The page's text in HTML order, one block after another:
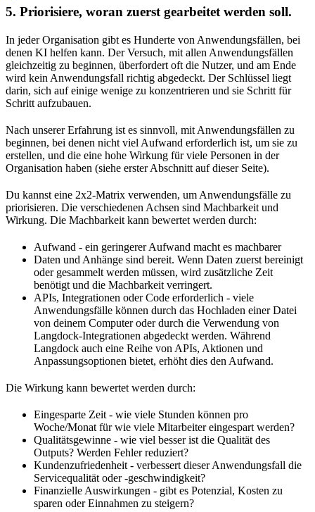
5. Priorisiere, woran zuerst gearbeitet werden soll.
In jeder Organisation gibt es Hunderte von Anwendungsfällen, bei
denen KI helfen kann. Der Versuch, mit allen Anwendungsfällen
gleichzeitig zu beginnen, überfordert oft die Nutzer, und am Ende
wird kein Anwendungsfall richtig abgedeckt. Der Schlüssel liegt
darin, sich auf einige wenige zu konzentrieren und sie Schritt für
Schritt aufzubauen.
Nach unserer Erfahrung ist es sinnvoll, mit Anwendungsfällen zu
beginnen, bei denen nicht viel Aufwand erforderlich ist, um sie zu
erstellen, und die eine hohe Wirkung für viele Personen in der
Organisation haben (siehe erster Abschnitt auf dieser Seite).
Du kannst eine 2x2-Matrix verwenden, um Anwendungsfälle zu
priorisieren. Die verschiedenen Achsen sind Machbarkeit und
Wirkung. Die Machbarkeit kann bewertet werden durch:
Aufwand - ein geringerer Aufwand macht es machbarer
Daten und Anhänge sind bereit. Wenn Daten zuerst bereinigt
oder gesammelt werden müssen, wird zusätzliche Zeit
benötigt und die Machbarkeit verringert.
APIs, Integrationen oder Code erforderlich - viele
Anwendungsfälle können durch das Hochladen einer Datei
von deinem Computer oder durch die Verwendung von
Langdock-Integrationen abgedeckt werden. Während
Langdock auch eine Reihe von APIs, Aktionen und
Anpassungsoptionen bietet, erhöht dies den Aufwand.
Die Wirkung kann bewertet werden durch:
Eingesparte Zeit - wie viele Stunden können pro
Woche/Monat für wie viele Mitarbeiter eingespart werden?
Qualitätsgewinne - wie viel besser ist die Qualität des
Outputs? Werden Fehler reduziert?
Kundenzufriedenheit - verbessert dieser Anwendungsfall die
Servicequalität oder -geschwindigkeit?
Finanzielle Auswirkungen - gibt es Potenzial, Kosten zu
sparen oder Einnahmen zu steigern?